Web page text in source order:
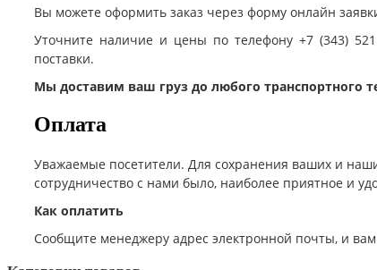
Вы можете оформить заказ через форму онлайн
Уточните наличие и цены по телефону +7 (343)
поставки.
Мы доставим ваш груз до любого транспортного
Оплата
Уважаемые посетители. Для сохранения ваших и
сотрудничество с нами было, наиболее приятное и
Как оплатить
Сообщите менеджеру адрес электронной почты, и